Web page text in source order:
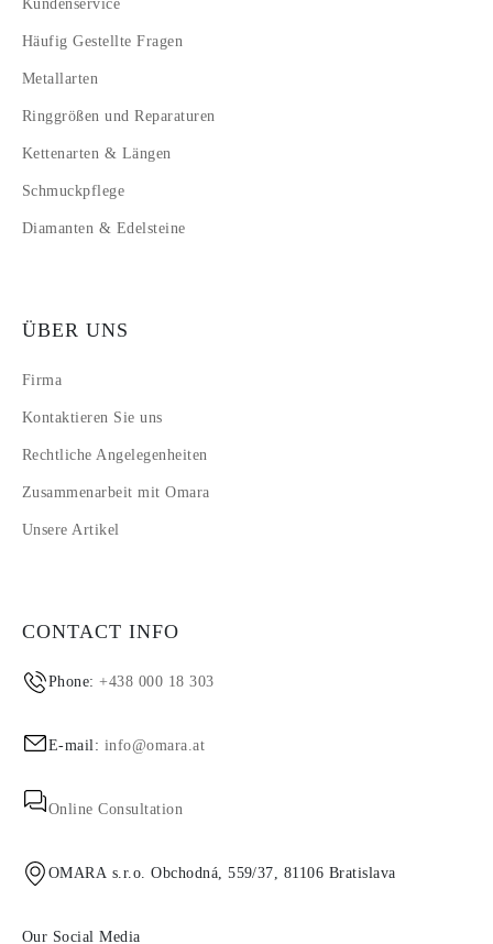
Kundenservice
Häufig Gestellte Fragen
Metallarten
Ringgrößen und Reparaturen
Kettenarten & Längen
Schmuckpflege
Diamanten & Edelsteine
ÜBER UNS
Firma
Kontaktieren Sie uns
Rechtliche Angelegenheiten
Zusammenarbeit mit Omara
Unsere Artikel
CONTACT INFO
Phone:+438 000 18 303
E-mail: info@omara.at
Online Consultation
OMARA s.r.o. Obchodná, 559/37, 81106 Bratislava
Our Social Media